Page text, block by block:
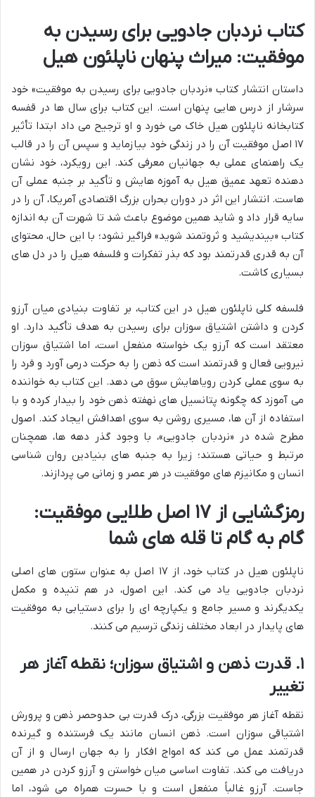
کتاب نردبان جادویی برای رسیدن به
موفقیت: میراث پنهان ناپلئون هیل
داستان انتشار کتاب «نردبان جادویی برای رسیدن به موفقیت» خود
سرشار از درس هایی پنهان است. این کتاب برای سال ها در قفسه
کتابخانه ناپلئون هیل خاک می خورد و او ترجیح می داد ابتدا تأثیر
۱۷ اصل موفقیت آن را در زندگی خود بیازماید و سپس آن را در قالب
یک راهنمای عملی به جهانیان معرفی کند. این رویکرد، خود نشان
دهنده تعهد عمیق هیل به آموزه هایش و تأکید بر جنبه عملی آن
هاست. انتشار این اثر در دوران بحران بزرگ اقتصادی آمریکا، آن را در
سایه قرار داد و شاید همین موضوع باعث شد تا شهرت آن به اندازه
کتاب «بیندیشید و ثروتمند شوید» فراگیر نشود؛ با این حال، محتوای
آن به قدری قدرتمند بود که بذر تفکرات و فلسفه هیل را در دل های
بسیاری کاشت.
فلسفه کلی ناپلئون هیل در این کتاب، بر تفاوت بنیادی میان آرزو
کردن و داشتن اشتیاق سوزان برای رسیدن به هدف تأکید دارد. او
معتقد است که آرزو یک خواسته منفعل است، اما اشتیاق سوزان
نیرویی فعال و قدرتمند است که ذهن را به حرکت درمی آورد و فرد را
به سوی عملی کردن رویاهایش سوق می دهد. این کتاب به خواننده
می آموزد که چگونه پتانسیل های نهفته ذهن خود را بیدار کرده و با
استفاده از آن ها، مسیری روشن به سوی اهدافش ایجاد کند. اصول
مطرح شده در «نردبان جادویی»، با وجود گذر دهه ها، همچنان
مرتبط و حیاتی هستند؛ زیرا به جنبه های بنیادین روان شناسی
انسان و مکانیزم های موفقیت در هر عصر و زمانی می پردازند.
رمزگشایی از ۱۷ اصل طلایی موفقیت:
گام به گام تا قله های شما
ناپلئون هیل در کتاب خود، از ۱۷ اصل به عنوان ستون های اصلی
نردبان جادویی یاد می کند. این اصول، در هم تنیده و مکمل
یکدیگرند و مسیر جامع و یکپارچه ای را برای دستیابی به موفقیت
های پایدار در ابعاد مختلف زندگی ترسیم می کنند.
۱. قدرت ذهن و اشتیاق سوزان؛ نقطه آغاز هر
تغییر
نقطه آغاز هر موفقیت بزرگی، درک قدرت بی حدوحصر ذهن و پرورش
اشتیاقی سوزان است. ذهن انسان مانند یک فرستنده و گیرنده
قدرتمند عمل می کند که امواج افکار را به جهان ارسال و از آن
دریافت می کند. تفاوت اساسی میان خواستن و آرزو کردن در همین
جاست. آرزو غالباً منفعل است و با حسرت همراه می شود، اما